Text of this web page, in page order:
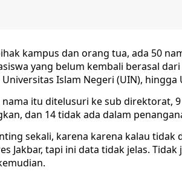
kampus dan orang tua, ada 50
yang belum kembali berasal
Universitas Islam Negeri (UIN),
nama itu ditelusuri ke sub direktorat,
dan 14 tidak ada dalam
sekali, karena karena kalau
Jakbar, tapi ini data tidak jelas.